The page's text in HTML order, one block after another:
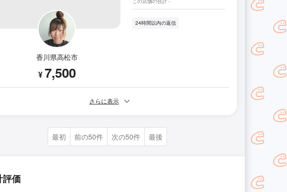
香川県高松市
¥7,500
24時間以内の返信
さらに表示
最初 前の50件 次の50件 最後
評価